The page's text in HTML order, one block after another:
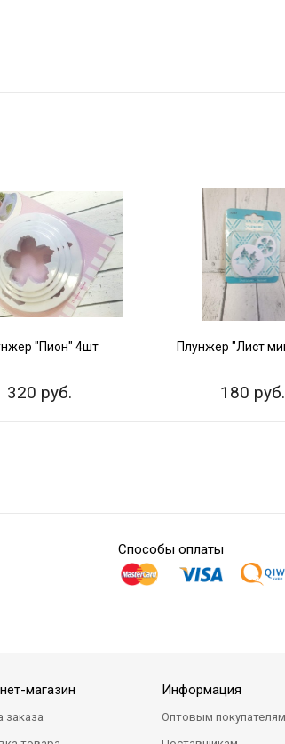
"Пион" 4шт
320 руб.
Плунжер "Лист
180 руб.
Способы оплаты
магазин
заказа
Информация
Оптовым покупателям